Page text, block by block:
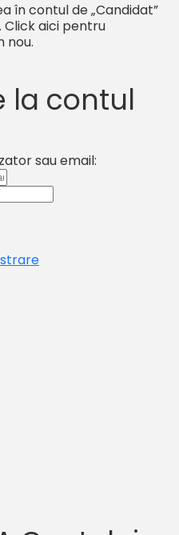
în contul de „Candidat”
Click aici pentru
nou.
la contul
sau email: